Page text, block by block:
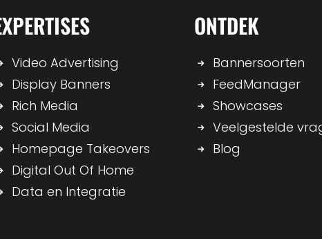
Video Advertising
Display Banners
Rich Media
Social Media
Homepage Takeovers
Digital Out Of Home
Data en Integratie
ONTDEK
Bannersoorten
FeedManager
Showcases
Veelgestelde
Blog